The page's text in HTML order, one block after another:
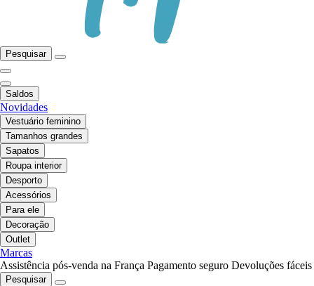
Pesquisar
Saldos
Novidades
Vestuário feminino
Tamanhos grandes
Sapatos
Roupa interior
Desporto
Acessórios
Para ele
Decoração
Outlet
Marcas
Assistência pós-venda na França Pagamento seguro Devoluções fáceis
Pesquisar